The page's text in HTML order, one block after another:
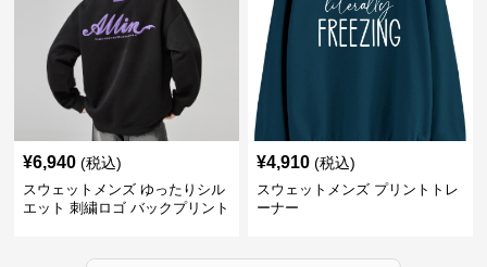
¥6,940 (税込)
スウェットメンズ ゆったりシル
エット 刺繍ロゴ バックプリント
¥4,910 (税込)
スウェットメンズ プリントトレ
ーナー